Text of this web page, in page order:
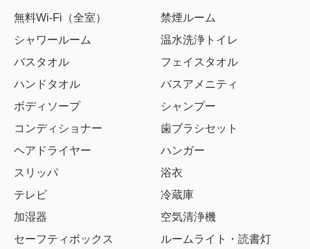
無料Wi-Fi（全室）
禁煙ルーム
シャワールーム
温水洗浄トイレ
バスタオル
フェイスタオル
ハンドタオル
バスアメニティ
ボディソープ
シャンプー
コンディショナー
歯ブラシセット
ヘアドライヤー
ハンガー
スリッパ
浴衣
テレビ
冷蔵庫
加湿器
空気清浄機
セーフティボックス
ルームライト・読書灯